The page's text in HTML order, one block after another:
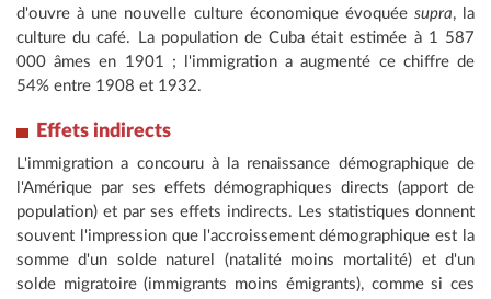
d'ouvre à une nouvelle culture économique évoquée supra, la
culture du café. La population de Cuba était estimée à 1 587
000 âmes en 1901 ; l'immigration a augmenté ce chiffre de
54% entre 1908 et 1932.
Effets indirects
L'immigration a concouru à la renaissance démographique de
l'Amérique par ses effets démographiques directs (apport de
population) et par ses effets indirects. Les statistiques donnent
souvent l'impression que l'accroissement démographique est la
somme d'un solde naturel (natalité moins mortalité) et d'un
solde migratoire (immigrants moins émigrants), comme si ces